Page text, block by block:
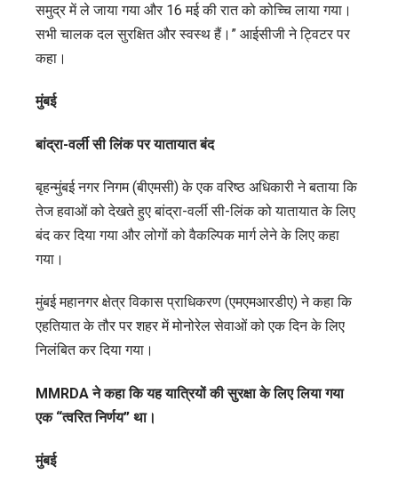
समुद्र में ले जाया गया और 16 मई की रात को कोच्चि लाया गया।
सभी चालक दल सुरक्षित और स्वस्थ हैं।” आईसीजी ने ट्विटर पर
कहा।
मुंबई
बांद्रा-वर्ली सी लिंक पर यातायात बंद
बृहन्मुंबई नगर निगम (बीएमसी) के एक वरिष्ठ अधिकारी ने बताया कि
तेज हवाओं को देखते हुए बांद्रा-वर्ली सी-लिंक को यातायात के लिए
बंद कर दिया गया और लोगों को वैकल्पिक मार्ग लेने के लिए कहा
गया।
मुंबई महानगर क्षेत्र विकास प्राधिकरण (एमएमआरडीए) ने कहा कि
एहतियात के तौर पर शहर में मोनोरेल सेवाओं को एक दिन के लिए
निलंबित कर दिया गया।
MMRDA ने कहा कि यह यात्रियों की सुरक्षा के लिए लिया गया
एक “त्वरित निर्णय” था।
मुंबई